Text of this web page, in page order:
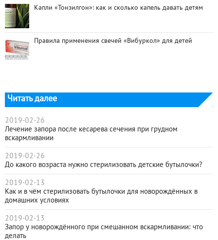
Капли «Тонзилгон»: как и сколько капель давать детям
Правила применения свечей «Вибуркол» для детей
Читать далее
2019-02-26
Лечение запора после кесарева сечения при грудном
вскармливании
2019-02-26
До какого возраста нужно стерилизовать детские бутылочки?
2019-02-13
Как и в чём стерилизовать бутылочки для новорождённых в
домашних условиях
2019-02-13
Запор у новорождённого при смешанном вскармливании: что
делать